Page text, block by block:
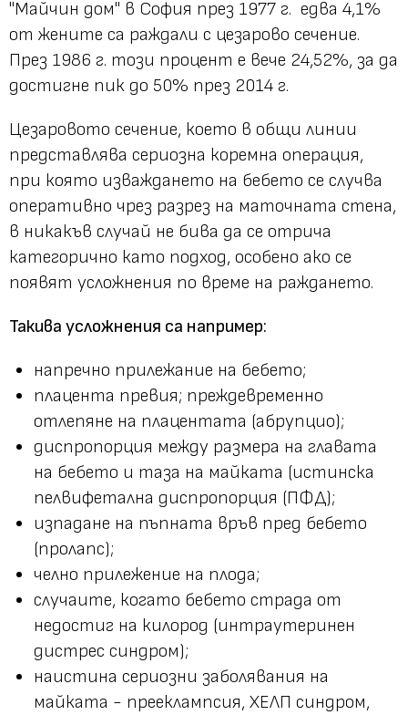
"Майчин дом" в София през 1977 г. едва 4,1%
от жените са раждали с цезарово сечение.
През 1986 г. този процент е вече 24,52%, за да
достигне пик до 50% през 2014 г.
Цезаровото сечение, което в общи линии
представлява сериозна коремна операция,
при която изваждането на бебето се случва
оперативно чрез разрез на маточната стена,
в никакъв случай не бива да се отрича
категорично като подход, особено ако се
появят усложнения по време на раждането.
Такива усложнения са например:
напречно прилежание на бебето;
плацента превия; преждевременно
отлепяне на плацентата (абрупцио);
диспропорция между размера на главата
на бебето и таза на майката (истинска
пелвифетална диспропорция (ПФД);
изпадане на пъпната връв пред бебето
(пролапс);
челно прилежение на плода;
случаите, когато бебето страда от
недостиг на килород (интраутеринен
дистрес синдром);
наистина сериозни заболявания на
майката - прееклампсия, ХЕЛП синдром,